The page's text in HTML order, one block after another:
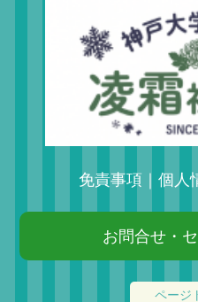
免責事項 個人
お問合せ・
ページ